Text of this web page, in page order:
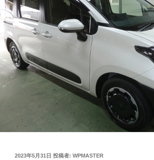
投
2023年5月31日 投稿者: WPMASTER